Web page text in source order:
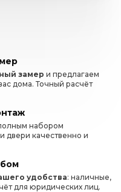
замер и предлагаем
дома. Точный расчёт
набором
двери качественно и
удобства: наличные,
для юридических лиц.